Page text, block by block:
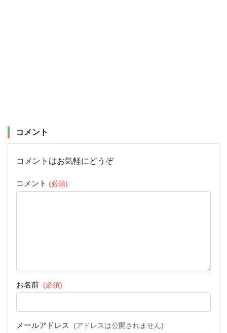
コメント
コメントはお気軽にどうぞ
コメント (必須)
お名前 (必須)
メールアドレス (アドレスは公開されません)